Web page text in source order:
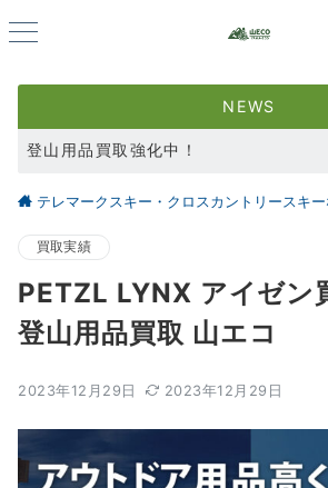
NEWS
登山用品買取強化中！
スキー用品買取強化中！
テレマークスキー・クロスカントリースキーなどスキー用品、アウトドア、キャ
買取実績
PETZL LYNX アイゼン
登山用品買取 山エコ
2023年12月29日 2023年12月29日